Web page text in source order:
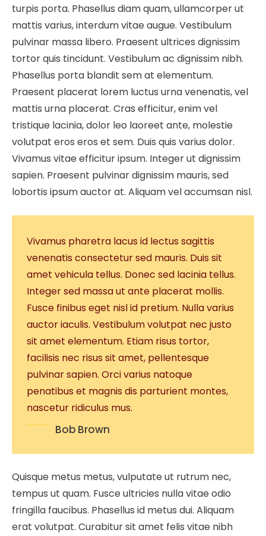
turpis porta. Phasellus diam quam, ullamcorper ut
mattis varius, interdum vitae augue. Vestibulum
pulvinar massa libero. Praesent ultrices dignissim
tortor quis tincidunt. Vestibulum ac dignissim nibh.
Phasellus porta blandit sem at elementum.
Praesent placerat lorem luctus urna venenatis, vel
mattis urna placerat. Cras efficitur, enim vel
tristique lacinia, dolor leo laoreet ante, molestie
volutpat eros eros et sem. Duis quis varius dolor.
Vivamus vitae efficitur ipsum. Integer ut dignissim
sapien. Praesent pulvinar dignissim mauris, sed
lobortis ipsum auctor at. Aliquam vel accumsan nisl.
Vivamus pharetra lacus id lectus sagittis
venenatis consectetur sed mauris. Duis sit
amet vehicula tellus. Donec sed lacinia tellus.
Integer sed massa ut ante placerat mollis.
Fusce finibus eget nisl id pretium. Nulla varius
auctor iaculis. Vestibulum volutpat nec justo
sit amet elementum. Etiam risus tortor,
facilisis nec risus sit amet, pellentesque
pulvinar sapien. Orci varius natoque
penatibus et magnis dis parturient montes,
nascetur ridiculus mus.
Bob Brown
Quisque metus metus, vulputate ut rutrum nec,
tempus ut quam. Fusce ultricies nulla vitae odio
fringilla faucibus. Phasellus id metus dui. Aliquam
erat volutpat. Curabitur sit amet felis vitae nibh